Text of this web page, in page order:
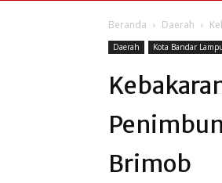
Beranda Daerah
Daerah Kota Bandar
Brimob